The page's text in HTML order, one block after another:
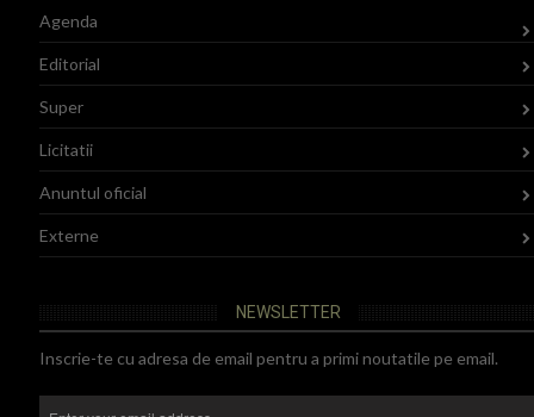
Agenda
Editorial
Super
Licitatii
Anuntul oficial
Externe
NEWSLETTER
Inscrie-te cu adresa de email pentru a primi noutatile pe email.